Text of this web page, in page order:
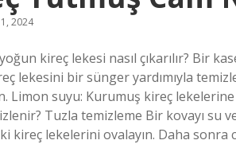
2024
kireç lekesi nasıl çıkarılır? Bir
lekesini bir sünger yardımıyla
Limon suyu: Kurumuş kireç
Tuzla temizleme Bir kovayı su
kireç lekelerini ovalayın. Daha